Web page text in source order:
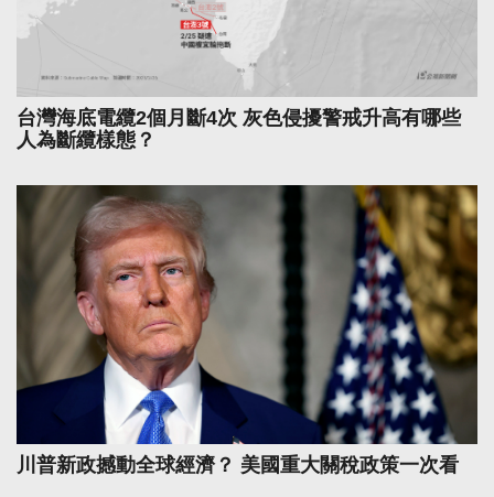
台灣海底電纜2個月斷4次 灰色侵擾警戒升高有哪些
人為斷纜樣態？
川普新政撼動全球經濟？ 美國重大關稅政策一次看